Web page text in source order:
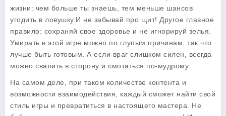
жизни: чем больше ты знаешь, тем меньше шансов
угодить в ловушку. И не забывай про щит! Другое главное
правило: сохраняй свое здоровье и не игнорируй зелья.
Умирать в этой игре можно по глупым причинам, так что
лучше быть готовым. А если враг слишком силен, всегда
можно свалить в сторону и смотаться по-мудрому.
На самом деле, при таком количестве контента и
возможности взаимодействия, каждый сможет найти свой
стиль игры и превратиться в настоящего мастера. Не